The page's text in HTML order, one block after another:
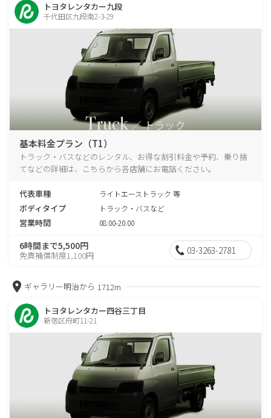
トヨタレンタカー九段
千代田区九段南2-3-29
基本料金プラン（T1）
トラック・バスなどのレンタル、お得な割引料金や予約、乗り捨
てなどの詳細は、こちらから各店舗にお電話ください。
代表車種 ライトエーストラック 等
ボディタイプ トラック・バスなど
営業時間 08:00-20:00
6時間まで5,500円
免責補償制度1,100円 03-3263-2781
ギャラリー明治から 1712m
トヨタレンタカー四谷三丁目
新宿区舟町11-21